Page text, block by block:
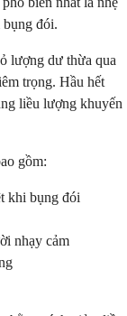
đói.
lượng dư thừa qua
trọng. Hầu hết
liều lượng khuyến
gồm:
khi bụng đói
nhạy cảm